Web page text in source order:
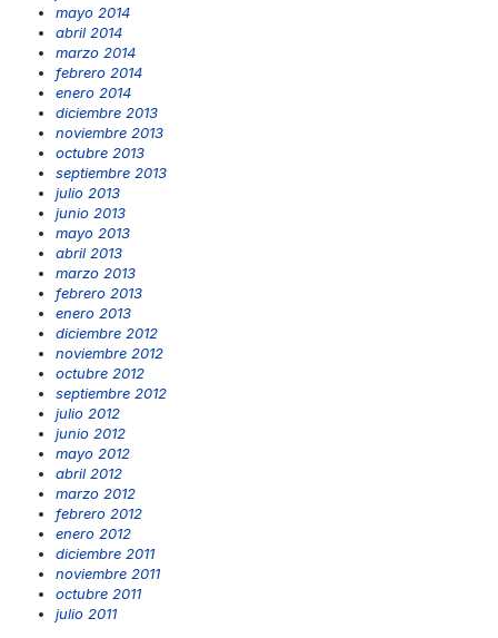
mayo 2014
abril 2014
marzo 2014
febrero 2014
enero 2014
diciembre 2013
noviembre 2013
octubre 2013
septiembre 2013
julio 2013
junio 2013
mayo 2013
abril 2013
marzo 2013
febrero 2013
enero 2013
diciembre 2012
noviembre 2012
octubre 2012
septiembre 2012
julio 2012
junio 2012
mayo 2012
abril 2012
marzo 2012
febrero 2012
enero 2012
diciembre 2011
noviembre 2011
octubre 2011
julio 2011